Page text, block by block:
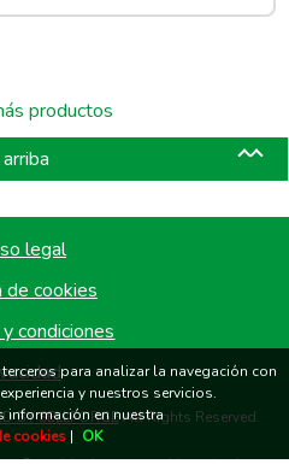
productos
legal
de cookies
condiciones
BY SELLFORGEAll Rights Reserved.
para analizar la navegación con
y nuestros servicios.
información en nuestra
cookies| OK